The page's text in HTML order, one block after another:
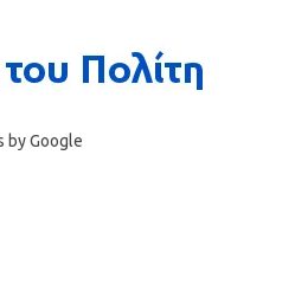
by Google